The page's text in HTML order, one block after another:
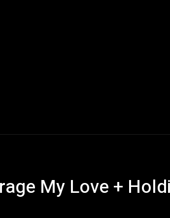
My Love +